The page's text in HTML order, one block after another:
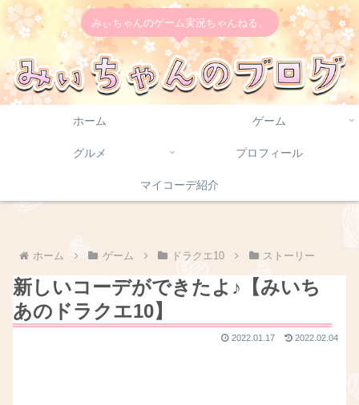
みぃちゃんのゲーム実況ちゃんねる。
ホーム ゲーム
グルメ プロフィール
マイコーデ紹介
ホーム ゲーム ドラクエ10 ストーリー
新しいコーデができたよ♪【みいち
あのドラクエ10】
2022.01.17 2022.02.04